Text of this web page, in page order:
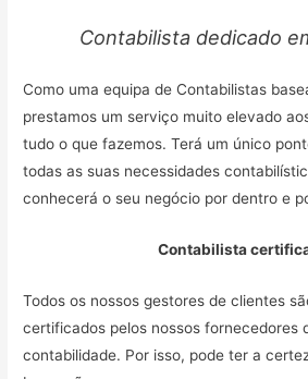
Contabilista dedicado
Como uma equipa de Contabilistas
prestamos um serviço muito elevado
tudo o que fazemos. Terá um único
todas as suas necessidades
conhecerá o seu negócio por dentro e
Contabilista
Todos os nossos gestores de clientes
certificados pelos nossos fornecedores
contabilidade. Por isso, pode ter a